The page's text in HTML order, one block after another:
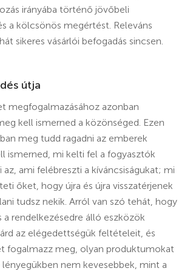
irányába történő jövőbeli
a kölcsönös megértést. Releváns
sikeres vásárlói befogadás sincsen.
útja
megfogalmazásához azonban
kell ismerned a közönséged. Ezen
meg tudd ragadni az emberek
ismerned, mi kelti fel a fogyasztók
ami felébreszti a kíváncsiságukat; mi
őket, hogy újra és újra visszatérjenek
tudsz nekik. Arról van szó tehát, hogy
a rendelkezésedre álló eszközök
az elégedettségük feltételeit, és
fogalmazz meg, olyan produktumokat
nem kevesebbek, mint a